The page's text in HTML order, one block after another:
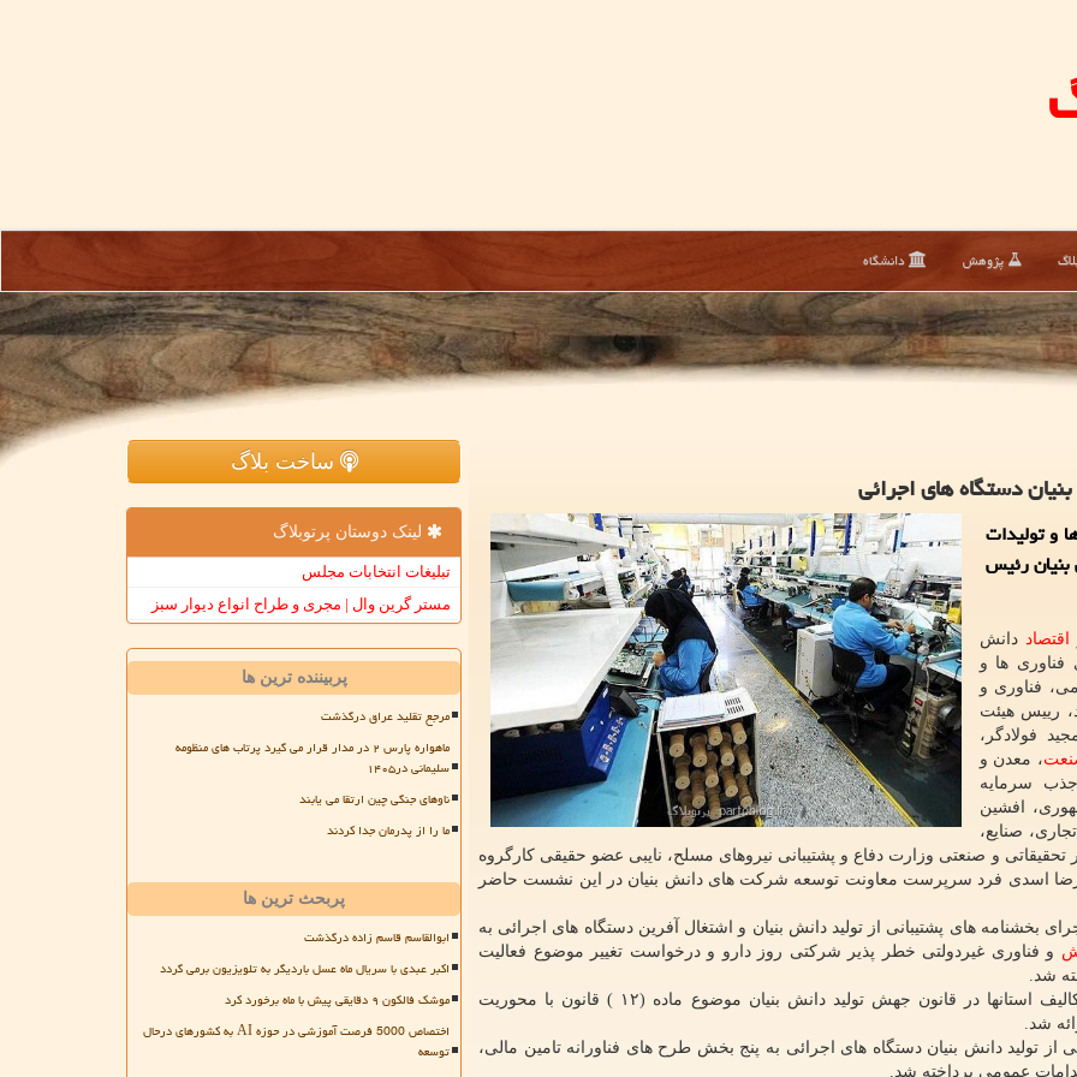
پژوهش دانشگاه
دستگاه های اجرائی
و تولیدات
بنیان رئیس
اقتصاد دانش
فناوری ها و
فناوری و
رییس هیئت
فولادگر،
، معدن و
سرمایه
افشین
صنایع،
و صنعتی وزارت دفاع و پشتیبانی نیروهای مسلح، نایبی عضو حقیقی کارگروه
و رضا اسدی فرد سرپرست معاونت توسعه شرکت های دانش بنیان در این نشست حاضر
بخشنامه های پشتیبانی از تولید دانش بنیان و اشتغال آفرین دستگاه های اجرائی به
و فناوری غیردولتی خطر پذیر شرکتی روز دارو و درخواست تغییر موضوع فعالیت
شد.
همچنین گزارشی از روند پیشرفت روند اجرائی سازی تکالیف استانها در قانون جهش تولید دانش بنیان موضوع ماده (۱۲ ) قانون با محوریت
شد.
تولید دانش بنیان دستگاه های اجرائی به پنج بخش طرح های فناورانه تامین مالی،
عمومی پرداخته شد.
ساخت بلاگ
لینک دوستان پرتوبلاگ
تبلیغات انتخابات مجلس
مستر گرین وال | مجری و طراح انواع دیوار سبز
پربیننده ترین ها
مرجع تقلید عراق درگذشت
ماهواره پارس ۲ در مدار قرار می گیرد پرتاب های منظومه
سلیمانی در۱۴۰۵
ناوهای جنگی چین ارتقا می یابند
ما را از پدرمان جدا کردند
پربحث ترین ها
ابوالقاسم قاسم زاده درگذشت
اکبر عبدی با سریال ماه عسل باردیگر به تلویزیون برمی گردد
موشک فالکون ۹ دقایقی پیش با ماه برخورد کرد
اختصاص 5000 فرصت آموزشی در حوزه AI به کشورهای درحال
توسعه